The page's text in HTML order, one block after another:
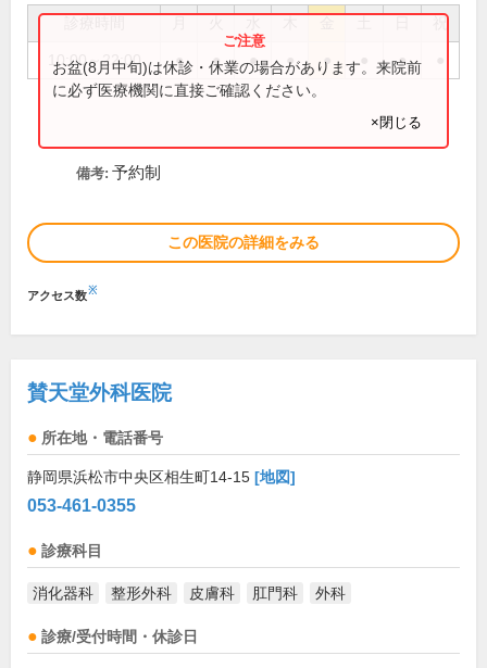
祝
10:00～22:00 ● ● ● ● ● ●
お盆(8月中旬)は休診・休業の場合があります。来院前
に必ず医療機関に直接ご確認ください。
×閉じる
備考: 予約制
この医院の詳細をみる
アクセス数※
賛天堂外科医院
所在地・電話番号
静岡県浜松市中央区相生町14-15 [地図]
053-461-0355
診療科目
消化器科 整形外科 皮膚科 肛門科 外科
診療/受付時間・休診日